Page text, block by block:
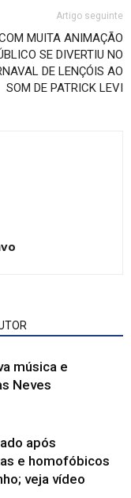
Artigo seguinte
MUITA ANIMAÇÃO
SE DIVERTIU NO
DE LENÇÓIS AO
SOM DE PATRICK LEVI
música e
Neves
após
e homofóbicos
veja vídeo